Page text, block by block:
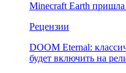
Minecraft Earth
Рецензии
DOOM Eternal:
будет включить на